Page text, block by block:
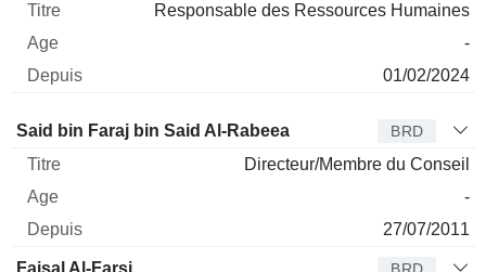
Responsable des Ressources Humaines
-
01/02/2024
Administrateur Titre Age Depuis
Said bin Faraj bin Said Al-Rabeea BRD
Directeur/Membre du Conseil
-
27/07/2011
Faisal Al-Farsi